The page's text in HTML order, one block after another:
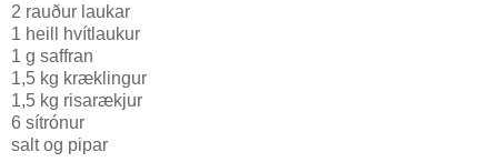
2 rauður laukar
1 heill hvítlaukur
1 g saffran
1,5 kg kræklingur
1,5 kg risarækjur
6 sítrónur
salt og pipar